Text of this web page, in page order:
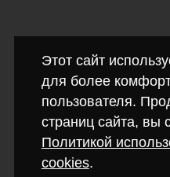
Этот сайт
для более
пользователя.
страниц сайта, вы
Политикой
cookies.